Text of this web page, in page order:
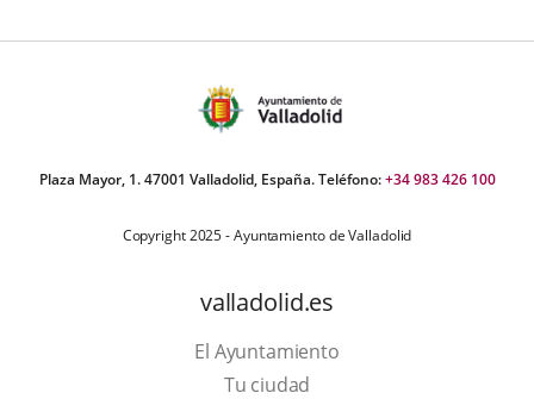
Plaza Mayor, 1. 47001 Valladolid, España. Teléfono:+34 983 426 100
Copyright 2025 - Ayuntamiento de Valladolid
valladolid.es
El Ayuntamiento
Tu ciudad